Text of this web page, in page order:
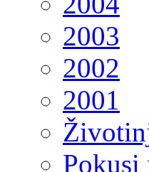
2003
2002
2001
Pokusi